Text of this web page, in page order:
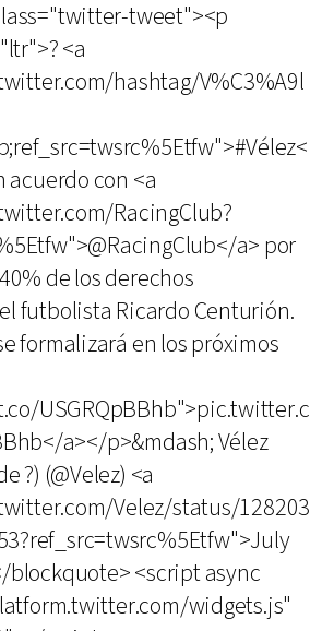
tweet"><p
<a
hashtag/V%C3%A9l
acuerdo con <a
RacingClub?
a> por
de los derechos
futbolista Ricardo Centurión.
formalizará en los próximos
USGRQpBBhb">pic.twitter.c
a></p>&mdash; Vélez
?) (@Velez) <a
Velez/status/128203
blockquote> <script async
widgets.js"